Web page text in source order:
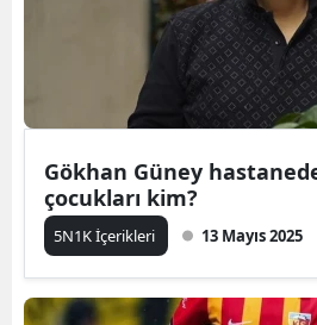
Gökhan Güney
çocukları kim?
5N1K İçerikleri 13 Mayıs 2025